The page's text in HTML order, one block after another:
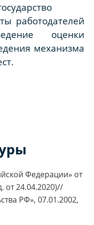
работодателей
оценки
механизма
Федерации» от
от 24.04.2020)//
РФ», 07.01.2002,